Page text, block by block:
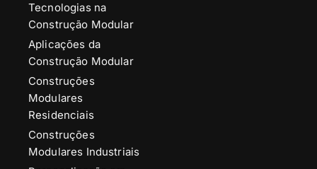
Tecnologias na
Construção Modular
Aplicações da
Construção Modular
Construções
Modulares
Residenciais
Construções
Modulares Industriais